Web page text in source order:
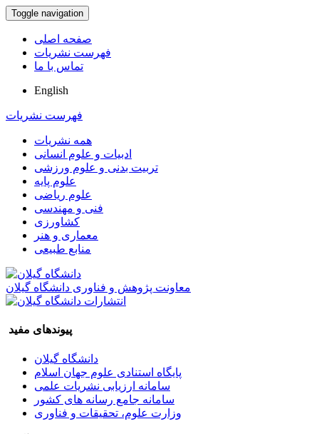
Toggle navigation
صفحه اصلی
فهرست نشریات
تماس با ما
English
فهرست نشریات
همه نشریات
ادبیات و علوم انسانی
تربیت بدنی و علوم ورزشی
علوم پایه
علوم ریاضی
فنی و مهندسی
کشاورزی
معماری و هنر
منابع طبیعی
معاونت پژوهش و فناوری دانشگاه گیلان
پیوندهای مفید
دانشگاه گیلان
پایگاه استنادی علوم جهان اسلام
سامانه ارزیابی نشریات علمی
سامانه جامع رسانه های کشور
وزارت علوم، تحقیقات و فناوری